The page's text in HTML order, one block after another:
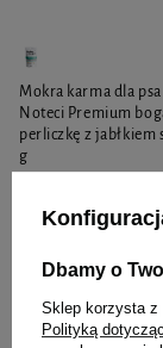
Mokra karma dla
Noteci Premium
perliczkę z jabłkiem
g
-
Do
Dbamy o
Sklep korzysta z
Polityką